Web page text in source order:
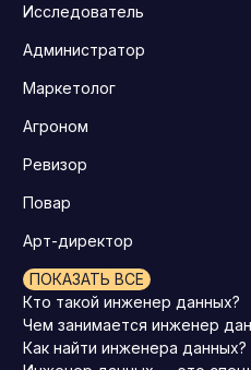
Исследователь
Администратор
Маркетолог
Агроном
Ревизор
Повар
Арт-директор
ПОКАЗАТЬ ВСЕ
Кто такой инженер данных?
Чем занимается инженер
Как найти инженера данных?